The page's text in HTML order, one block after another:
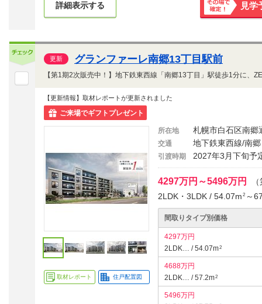
詳細表示する
その場で
見学
更新 グランファーレ南郷13丁目駅前
【更新情報】取材レポートが更新されました
ご来場でギフトプレゼント
取材レポート 住戸配置図
所在地 札幌市白石区南郷
交通 地下鉄東西線/南
引渡時期 2027年3月下旬予
4297万円～5496万円
（
2LDK・3LDK / 54.07m 2 ～
間取りタイプ別価格
4297万円
2LDK… / 54.07m2
4688万円
2LDK… / 57.2m2
5496万円